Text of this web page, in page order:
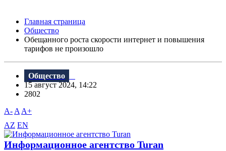
Главная страница
Общество
Обещанного роста скорости интернет и повышения
тарифов не произошло
Общество
15 август 2024, 14:22
2802
A- A A+
AZ EN
Информационное агентство Turan